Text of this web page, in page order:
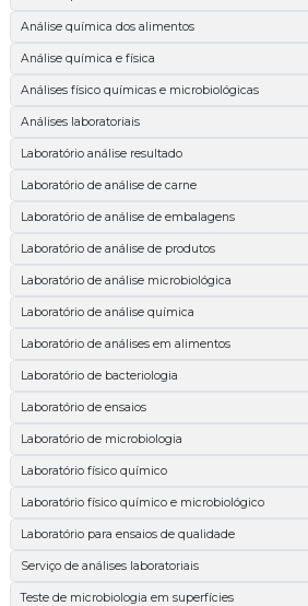
Análise química dos alimentos
Análise química e física
Análises físico químicas e microbiológicas
Análises laboratoriais
Laboratório análise resultado
Laboratório de análise de carne
Laboratório de análise de embalagens
Laboratório de análise de produtos
Laboratório de análise microbiológica
Laboratório de análise química
Laboratório de análises em alimentos
Laboratório de bacteriologia
Laboratório de ensaios
Laboratório de microbiologia
Laboratório físico químico
Laboratório físico químico e microbiológico
Laboratório para ensaios de qualidade
Serviço de análises laboratoriais
Teste de microbiologia em superfícies